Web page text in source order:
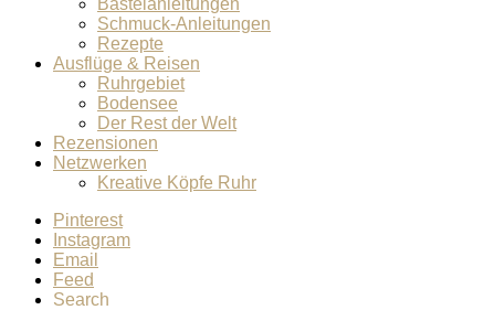
Bastelanleitungen
Schmuck-Anleitungen
Rezepte
Ausflüge & Reisen
Ruhrgebiet
Bodensee
Der Rest der Welt
Rezensionen
Netzwerken
Kreative Köpfe Ruhr
Pinterest
Instagram
Email
Feed
Search